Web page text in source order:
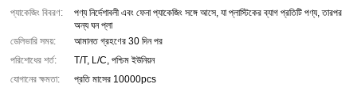
প্যাকেজিং বিবরণ:
পণ্য নির্দেশাবলী এবং ফেনা প্যাকেজিং সঙ্গে আসে, যা প্লাস্টিকের ব্যাগ প্রতিটি পণ্য, তারপর
অন্য ঘন প্লা
ডেলিভারি সময়:
আমানত গ্রহণের 30 দিন পর
পরিশোধের শর্ত:
T/T, L/C, পশ্চিম ইউনিয়ন
যোগানের ক্ষমতা:
প্রতি মাসের 10000pcs